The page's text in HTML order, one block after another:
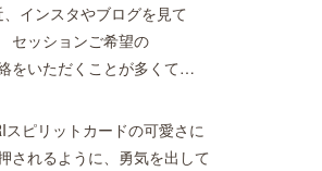
、インスタやブログを見て
セッションご希望の
をいただくことが多くて…
スピリットカードの可愛さに
されるように、勇気を出して